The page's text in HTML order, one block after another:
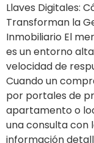
Llaves Digitales:
Transforman la
Inmobiliario El
es un entorno
velocidad de
Cuando un
por portales de
apartamento o
una consulta con
información